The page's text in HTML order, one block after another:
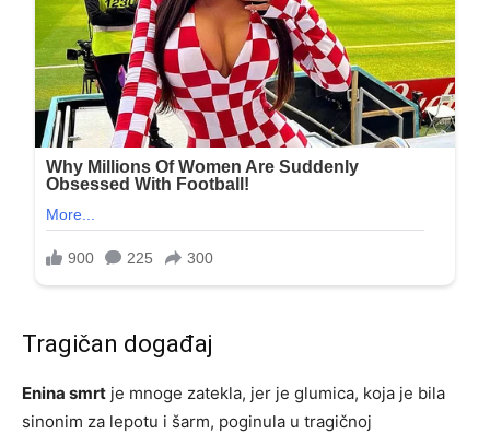
Tragičan događaj
Enina smrt je mnoge zatekla, jer je glumica, koja je bila
sinonim za lepotu i šarm, poginula u tragičnoj